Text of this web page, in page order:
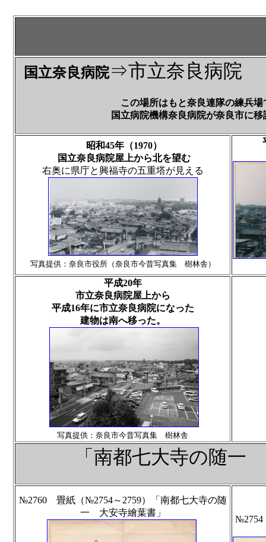
国立奈良病院⇒市立奈良病院
この場所はもと奈良連隊の練兵
国立病院機構奈良病院が奈良市に移譲され
昭和45年（1970）
国立奈良病院屋上から北を望む
右奥に県庁と興福寺の五重塔が見える
写真提供：奈良市役所（奈良市今昔写真集 樹林舎）
平成20年
市立奈良病院屋上から
平成16年に市立奈良病院になった
建物は南へ移った。
写真提供：奈良市今昔写真集 樹林舎
「南都七大寺の随
№2760 畳紙（№2754～2759）「南都七大寺の随
一 大安寺繪葉書」
№2754